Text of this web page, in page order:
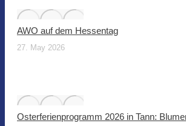
AWO auf dem Hessentag
27. May 2026
Osterferienprogramm 2026 in Tann: